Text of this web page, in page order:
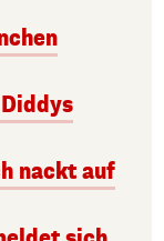
nackt auf